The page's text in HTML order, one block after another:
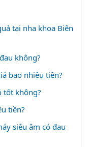
tại nha khoa Biên
không?
bao nhiêu tiền?
tốt không?
tiền?
siêu âm có đau